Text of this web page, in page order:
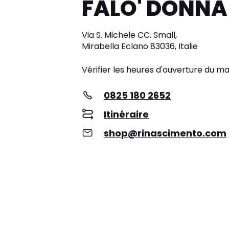
FALO' DONNA
Via S. Michele CC. Small,
Mirabella Eclano 83036, Italie
Vérifier les heures d'ouverture du
0825 180 2652
Itinéraire
shop@rinascimento.com